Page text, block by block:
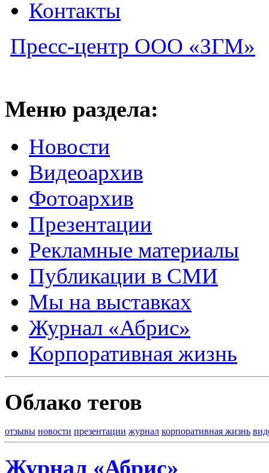
Контакты
Пресс-центр ООО «ЗГМ»
Меню раздела:
Новости
Видеоархив
Фотоархив
Презентации
Рекламные материалы
Публикации в СМИ
Мы на выставках
Журнал «Абрис»
Корпоративная жизнь
Облако тегов
отзывы новости презентации журнал корпоративная жизнь
Журнал «Абрис»